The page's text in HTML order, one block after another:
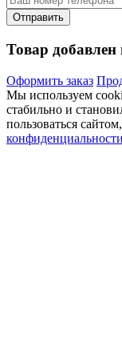
Товар добавлен
Оформить заказ
Мы используем
стабильно и
пользоваться
конфиденциальности